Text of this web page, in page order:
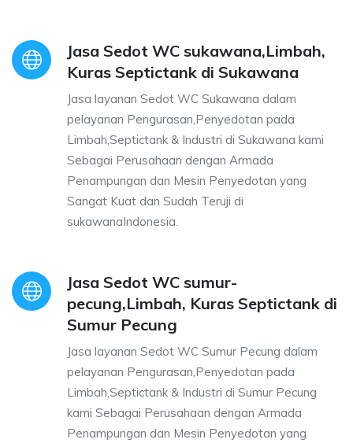
Jasa Sedot WC sukawana,Limbah,
Kuras Septictank di Sukawana
Jasa layanan Sedot WC Sukawana dalam
pelayanan Pengurasan,Penyedotan pada
Limbah,Septictank & Industri di Sukawana kami
Sebagai Perusahaan dengan Armada
Penampungan dan Mesin Penyedotan yang
Sangat Kuat dan Sudah Teruji di
sukawanaIndonesia.
Jasa Sedot WC sumur-
pecung,Limbah, Kuras Septictank di
Sumur Pecung
Jasa layanan Sedot WC Sumur Pecung dalam
pelayanan Pengurasan,Penyedotan pada
Limbah,Septictank & Industri di Sumur Pecung
kami Sebagai Perusahaan dengan Armada
Penampungan dan Mesin Penyedotan yang